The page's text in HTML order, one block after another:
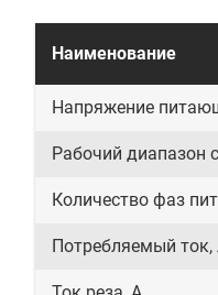
Наименование
Напряжение
Рабочий диапазон
Количество фаз
Потребляемый ток,